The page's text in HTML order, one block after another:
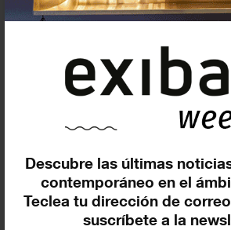
Descubre las últimas
contemporáneo en el
Teclea tu dirección de
suscríbete a la
¡Te ayudamos a
evento que
Exposiciones y
En curso y futuros
Pasados, en curso y futuros